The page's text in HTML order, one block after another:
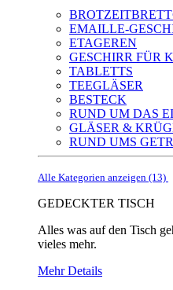
EMAILLE-
ETAGEREN
GESCHIRR FÜR
TABLETTS
TEEGLÄSER
BESTECK
RUND UM DAS EI
GLÄSER &
RUND UMS
Alle Kategorien anzeigen (13)
GEDECKTER TISCH
Alles was auf den Tisch
vieles mehr.
Mehr Details